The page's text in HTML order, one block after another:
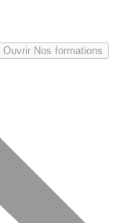
Ouvrir Nos formations